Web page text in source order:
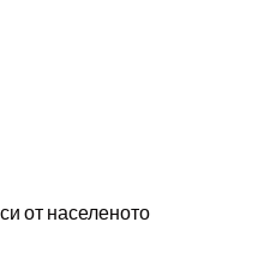
от населеното